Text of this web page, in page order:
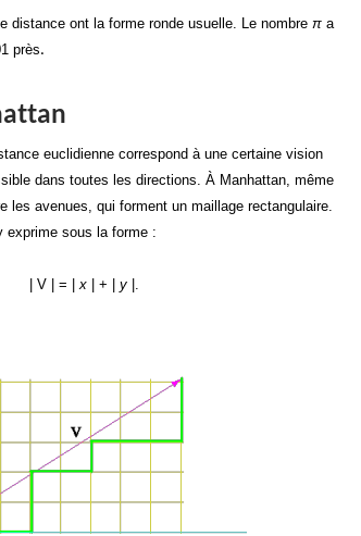
distance ont la forme ronde usuelle. Le nombre π a
près.
euclidienne correspond à une certaine vision
dans toutes les directions. À Manhattan, même
les avenues, qui forment un maillage rectangulaire.
exprime sous la forme :
| V | = |x| + | y|.